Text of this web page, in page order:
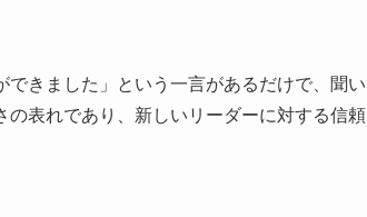
できました」という一言があるだけで、聞い
表れであり、新しいリーダーに対する信頼